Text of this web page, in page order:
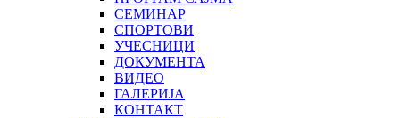
СЕМИНАР
СПОРТОВИ
УЧЕСНИЦИ
ДОКУМЕНТА
ВИДЕО
ГАЛЕРИЈА
КОНТАКТ